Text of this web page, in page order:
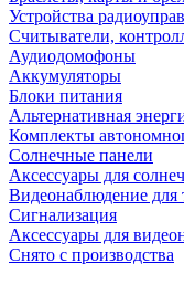
Устройства
Считыватели,
Аудиодомофоны
Аккумуляторы
Блоки питания
Альтернативная
Комплекты
Солнечные панели
Аксессуары для
Видеонаблюдение для
Сигнализация
Аксессуары для
Снято с производства